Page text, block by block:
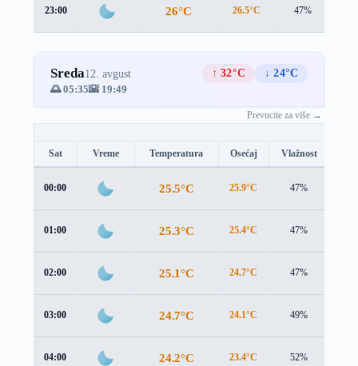
23:00 26°C 26.5°C 47%
Sreda12. avgust ↑ 32°C
↓ 24°C
🌅 05:35🌇 19:49
Prevucite za više →
Sat Vreme Temperatura Osećaj Vlažnost
00:00 25.5°C 25.9°C 47%
01:00 25.3°C 25.4°C 47%
02:00 25.1°C 24.7°C 47%
03:00 24.7°C 24.1°C 49%
04:00 24.2°C 23.4°C 52%